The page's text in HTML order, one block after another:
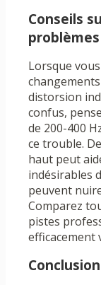
Conseils
Lorsque
distorsion
confus,
de 200-400
ce trouble.
haut peut
indésirables
peuvent
Comparez
pistes
efficacement
Conclusion